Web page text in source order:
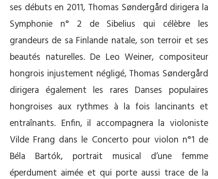
ses débuts en 2011, Thomas Søndergård dirigera la
Symphonie n° 2 de Sibelius qui célèbre les
grandeurs de sa Finlande natale, son terroir et ses
beautés naturelles. De Leo Weiner, compositeur
hongrois injustement négligé, Thomas Søndergård
dirigera également les rares Danses populaires
hongroises aux rythmes à la fois lancinants et
entraînants. Enfin, il accompagnera la violoniste
Vilde Frang dans le Concerto pour violon n°1 de
Béla Bartók, portrait musical d’une femme
éperdument aimée et qui porte aussi trace de la